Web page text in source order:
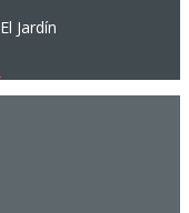
Jardín